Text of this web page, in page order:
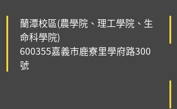
蘭潭校區(農學院、理工學院、生
命科學院)
600355嘉義市鹿寮里學府路300
號